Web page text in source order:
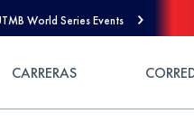
World Series Events
CARRERAS